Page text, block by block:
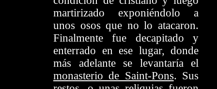
martirizado exponiéndolo a
unos osos que no lo atacaron.
Finalmente fue decapitado y
enterrado en ese lugar, donde
más adelante se levantaría el
monasterio de Saint-Pons. Sus